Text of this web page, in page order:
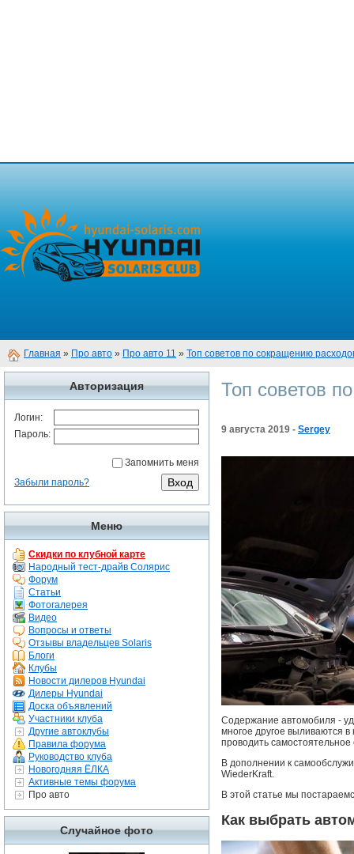
Главная » Про авто » Про авто 11 » Топ советов по сокращению
Авторизация
Логин:
Пароль:
Запомнить меня
Забыли пароль?
Меню
Скидки по клубной карте
Народный тест-драйв Солярис
Форум
Статьи
Фотогалерея
Видео
Вопросы и ответы
Отзывы владельцев Solaris
Блоги
Клубы
Новости дилеров Hyundai
Дилеры Hyundai
Доска объявлений
Участники клуба
Другие автоклубы
Правила форума
Руководство клуба
Новогодняя ЁЛКА
Активные темы форума
Про авто
Случайное фото
Топ советов
9 августа 2019 - Sergey
Содержание автомобиля -
многое другое выливаются
проводить
В дополнении к
WiederKraft.
В этой статье мы
Как выбрать